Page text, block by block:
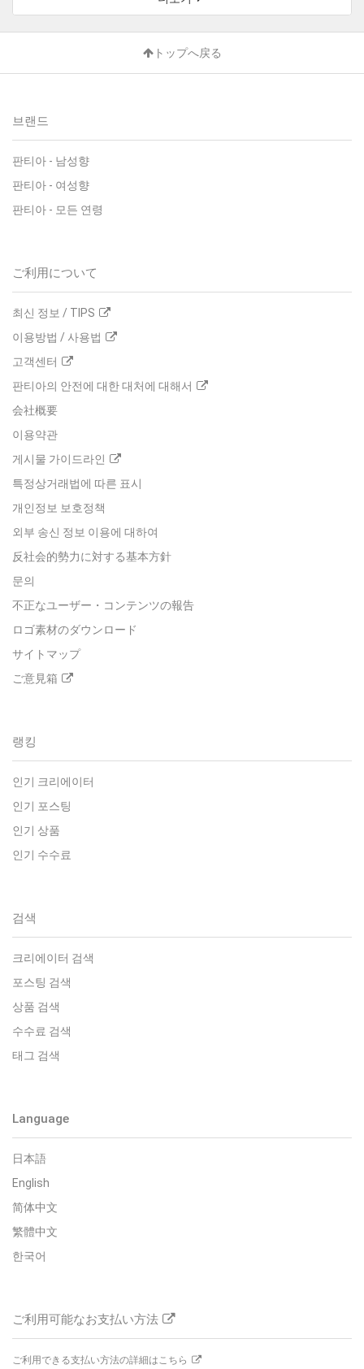
トップへ戻る
브랜드
판티아 - 남성향
판티아 - 여성향
판티아 - 모든 연령
ご利用について
최신 정보 / TIPS
이용방법 / 사용법
고객센터
판티아의 안전에 대한 대처에 대해서
会社概要
이용약관
게시물 가이드라인
특정상거래법에 따른 표시
개인정보 보호정책
외부 송신 정보 이용에 대하여
反社会的勢力に対する基本方針
문의
不正なユーザー・コンテンツの報告
ロゴ素材のダウンロード
サイトマップ
ご意見箱
랭킹
인기 크리에이터
인기 포스팅
인기 상품
인기 수수료
검색
크리에이터 검색
포스팅 검색
상품 검색
수수료 검색
태그 검색
Language
日本語
English
简体中文
繁體中文
한국어
ご利用可能なお支払い方法
ご利用できる支払い方法の詳細はこちら